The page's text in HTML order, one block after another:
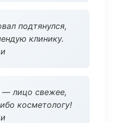
подтянулся,
клинику.
лицо свежее,
косметологу!